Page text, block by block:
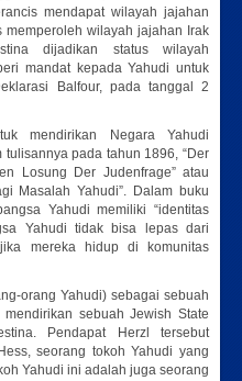
mendapat wilayah jajahan
wilayah jajahan Irak
dijadikan status wilayah
mandat kepada Yahudi untuk
Balfour, pada tanggal 2
mendirikan Negara Yahudi
pada tahun 1896, “Der
Losung Der Judenfrage” atau
Masalah Yahudi”. Dalam buku
Yahudi memiliki “identitas
Yahudi tidak bisa lepas dari
mereka hidup di komunitas
orang Yahudi) sebagai sebuah
sebuah Jewish State
Pendapat Herzl tersebut
seorang tokoh Yahudi yang
Yahudi ini adalah juga seorang